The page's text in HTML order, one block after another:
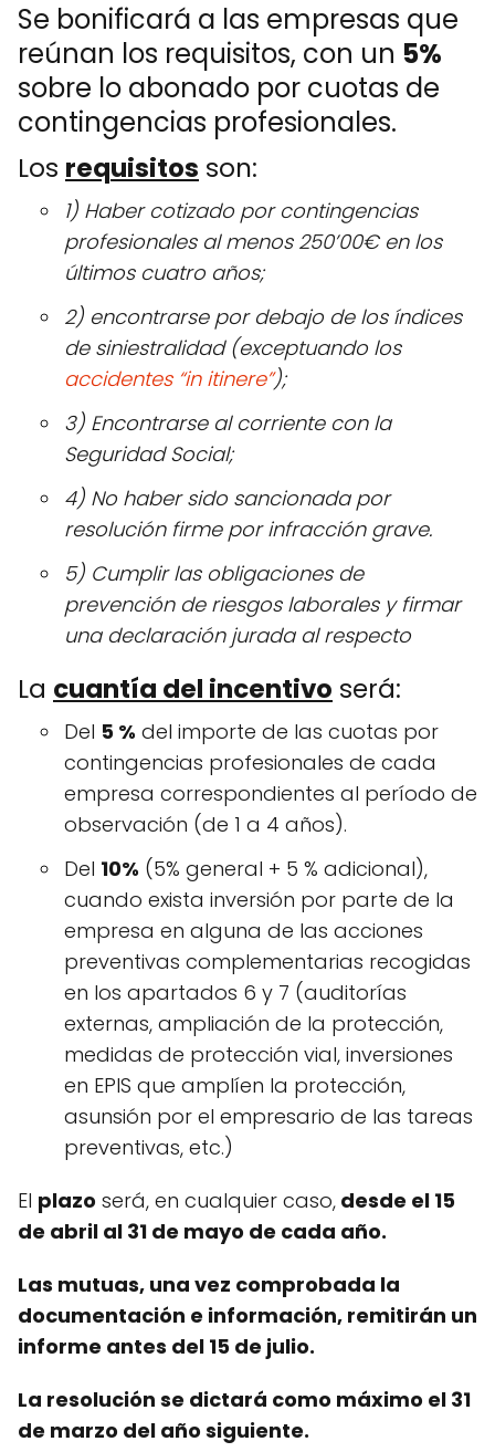
Se bonificará a las empresas que
reúnan los requisitos, con un 5%
sobre lo abonado por cuotas de
contingencias profesionales.
Los requisitos son:
1) Haber cotizado por contingencias
profesionales al menos 250’00€ en los
últimos cuatro años;
2) encontrarse por debajo de los índices
de siniestralidad (exceptuando los
accidentes “in itinere”);
3) Encontrarse al corriente con la
Seguridad Social;
4) No haber sido sancionada por
resolución firme por infracción grave.
5) Cumplir las obligaciones de
prevención de riesgos laborales y firmar
una declaración jurada al respecto
La cuantía del incentivo será:
Del 5 % del importe de las cuotas por
contingencias profesionales de cada
empresa correspondientes al período de
observación (de 1 a 4 años).
Del 10% (5% general + 5 % adicional),
cuando exista inversión por parte de la
empresa en alguna de las acciones
preventivas complementarias recogidas
en los apartados 6 y 7 (auditorías
externas, ampliación de la protección,
medidas de protección vial, inversiones
en EPIS que amplíen la protección,
asunsión por el empresario de las tareas
preventivas, etc.)
El plazo será, en cualquier caso, desde el 15
de abril al 31 de mayo de cada año.
Las mutuas, una vez comprobada la
documentación e información, remitirán un
informe antes del 15 de julio.
La resolución se dictará como máximo el 31
de marzo del año siguiente.